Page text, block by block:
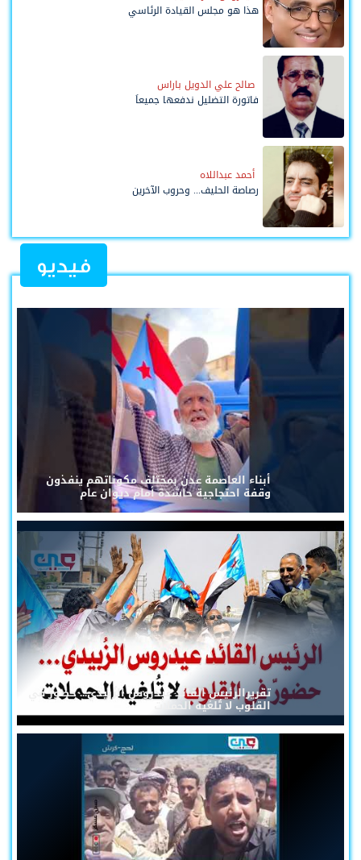
هذا هو مجلس القيادة الرئاسي
صالح علي الدويل باراس
فاتورة التضليل ندفعها جميعاً
أحمد عبداللاه
رصاصة الحليف... وحروب الآخرين
فيديو
أبناء العاصمة عدن بمختلف مكوناتهم ينفذون
وقفة احتجاجية حاشدة أمام ديوان عام
تقريرالرئيس القائد عيدروس الزُبيدي... حضورٌ في
القلوب لا تُلغيه الحملات